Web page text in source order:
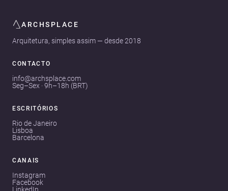
ARCHSPLACE
Arquitetura, simples assim — desde 2018
CONTACTO
info@archsplace.com
Seg–Sex · 9h–18h (BRT)
ESCRITÓRIOS
Rio de Janeiro
Lisboa
Barcelona
CANAIS
Instagram
Facebook
LinkedIn